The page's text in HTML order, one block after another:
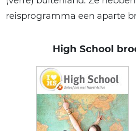
reisprogramma een aparte
High School